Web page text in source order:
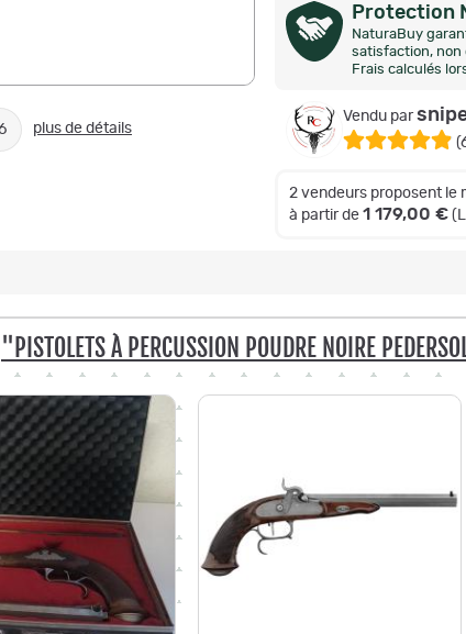
plus de détails
Protection
NaturaBuy
satisfaction, non
Frais calculés
Vendu par
(
2 vendeurs proposent le
à partir de 1 179,00 €
"PISTOLETS À PERCUSSION POUDRE NOIRE